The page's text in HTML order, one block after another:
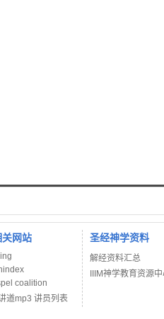
网站
coalition
道mp3 讲员列表
圣经神学资料
解经资料汇总
IIIM神学教育资源